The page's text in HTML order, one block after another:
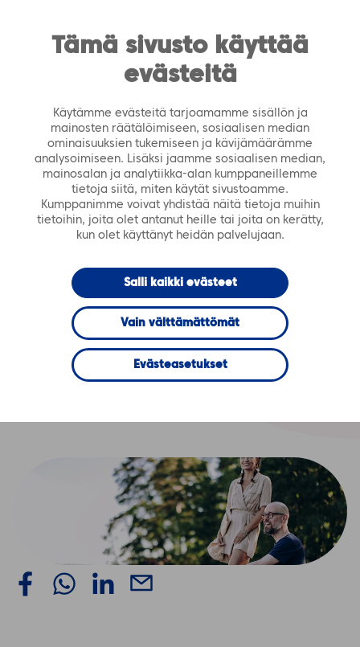
Tämä sivusto käyttää
evästeitä
Käytämme evästeitä tarjoamamme sisällön ja
mainosten räätälöimiseen, sosiaalisen median
ominaisuuksien tukemiseen ja kävijämäärämme
analysoimiseen. Lisäksi jaamme sosiaalisen median,
mainosalan ja analytiikka-alan kumppaneillemme
tietoja siitä, miten käytät sivustoamme.
Kumppanimme voivat yhdistää näitä tietoja muihin
tietoihin, joita olet antanut heille tai joita on kerätty,
kun olet käyttänyt heidän palvelujaan.
Salli kaikki evästeet
Vain välttämättömät
Evästeasetukset
https://tiera.fi/name FI SV
Tehokkuutta kotihoidon ja kuljetusten optimointiin Tiera
Optimalla
WEBINAARI 08.09.2022 klo 09.00
Tehokkuutta
kotihoidon ja
kuljetusten
optimointiin
Tiera Optimalla